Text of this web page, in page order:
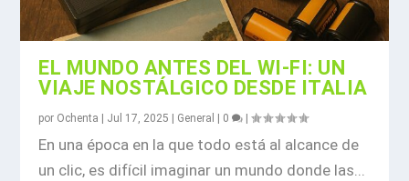
EL MUNDO ANTES DEL WI-FI: UN
VIAJE NOSTÁLGICO DESDE ITALIA
por Ochenta Jul 17, 2025 General 0 |
En una época en la que todo está al alcance de
un clic, es difícil imaginar un mundo donde las...